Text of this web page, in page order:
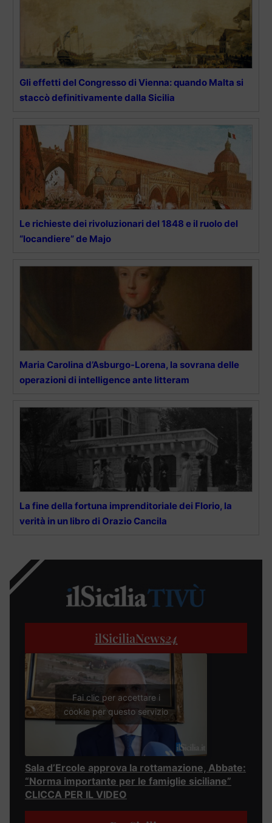
Gli effetti del Congresso di Vienna: quando Malta si
staccò definitivamente dalla Sicilia
Le richieste dei rivoluzionari del 1848 e il ruolo del
“locandiere” de Majo
Maria Carolina d’Asburgo-Lorena, la sovrana delle
operazioni di intelligence ante litteram
La fine della fortuna imprenditoriale dei Florio, la
verità in un libro di Orazio Cancila
ilSiciliaNews24
Fai clic per accettare i
cookie per questo servizio
Sala d’Ercole approva la rottamazione, Abbate:
“Norma importante per le famiglie siciliane”
CLICCA PER IL VIDEO